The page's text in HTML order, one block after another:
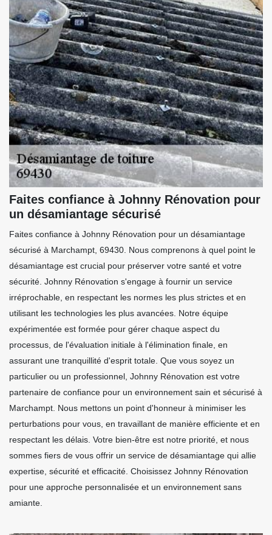
Faites confiance à Johnny Rénovation pour
un désamiantage sécurisé
Faites confiance à Johnny Rénovation pour un désamiantage
sécurisé à Marchampt, 69430. Nous comprenons à quel point le
désamiantage est crucial pour préserver votre santé et votre
sécurité. Johnny Rénovation s'engage à fournir un service
irréprochable, en respectant les normes les plus strictes et en
utilisant les technologies les plus avancées. Notre équipe
expérimentée est formée pour gérer chaque aspect du
processus, de l'évaluation initiale à l'élimination finale, en
assurant une tranquillité d'esprit totale. Que vous soyez un
particulier ou un professionnel, Johnny Rénovation est votre
partenaire de confiance pour un environnement sain et sécurisé à
Marchampt. Nous mettons un point d'honneur à minimiser les
perturbations pour vous, en travaillant de manière efficiente et en
respectant les délais. Votre bien-être est notre priorité, et nous
sommes fiers de vous offrir un service de désamiantage qui allie
expertise, sécurité et efficacité. Choisissez Johnny Rénovation
pour une approche personnalisée et un environnement sans
amiante.